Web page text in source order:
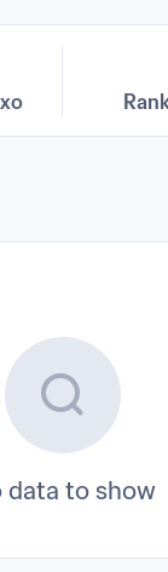
data to show